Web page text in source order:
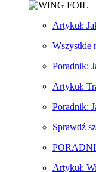
Artykuł:
Wszystkie
Poradnik:
Artykuł:
Poradnik:
Sprawdź
Artykuł: